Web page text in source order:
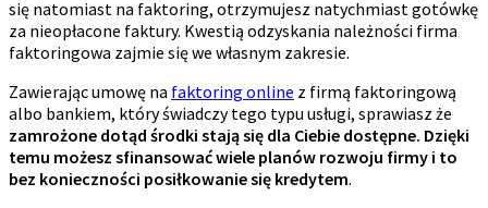
się natomiast na faktoring, otrzymujesz natychmiast gotówkę
za nieopłacone faktury. Kwestią odzyskania należności firma
faktoringowa zajmie się we własnym zakresie.
Zawierając umowę na faktoring online z firmą faktoringową
albo bankiem, który świadczy tego typu usługi, sprawiasz że
zamrożone dotąd środki stają się dla Ciebie dostępne. Dzięki
temu możesz sfinansować wiele planów rozwoju firmy i to
bez konieczności posiłkowanie się kredytem.